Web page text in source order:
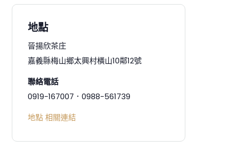
地點
晉揚欣茶庄
嘉義縣梅山鄉太興村橫山10鄰12號
聯絡電話
0919-167007．0988-561739
地點 相關連結